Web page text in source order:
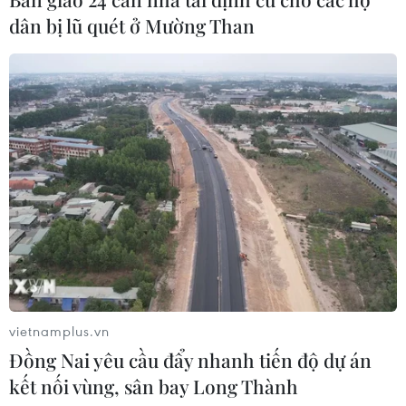
CƠ QUAN CHỦ QUẢN: THÔNG TẤN XÃ VIỆT NAM
Tổng Biên tập: TRẦN TIẾN DUẨN
Phó Tổng Biên tập: NGUYỄN THỊ TÁM, KHÚC THANH
THỦY
Sở hữu trí tuệ
Quy định sử dụng
RSS
Hỗ trợ
Ngôn ngữ
Dịch vụ tin
Quảng cáo
dân bị lũ quét ở Mường Than
vietnamplus.vn
Đồng Nai yêu cầu đẩy nhanh tiến độ dự án
kết nối vùng, sân bay Long Thành